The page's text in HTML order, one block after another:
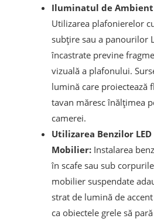
Iluminatul de
Utilizarea plafonierelor
subțire sau a panourilor
încastrate previne
vizuală a plafonului.
lumină care proiectează
tavan măresc înălțimea
camerei.
Utilizarea Benzilor LED
Mobilier: Instalarea
în scafe sau sub
mobilier suspendate
strat de lumină de
ca obiectele grele să pară